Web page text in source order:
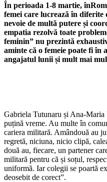
În perioada 1-8 martie,
femei care lucrează în diferite
nevoie de multă putere și
empatia rezolvă toate
feminin” nu prezintă
aminte că o femeie poate fi în
angajatul lunii și mult mai
Gabriela Tutunaru și Ana-Maria
puțină vreme. Au multe în
cariera militară. Amândouă au
regretă, niciuna, nicio clipă,
două au, fiecare, un partener
militară pentru că și soțul,
uniformă. Iar colegii se poartă
deosebit de corect”.